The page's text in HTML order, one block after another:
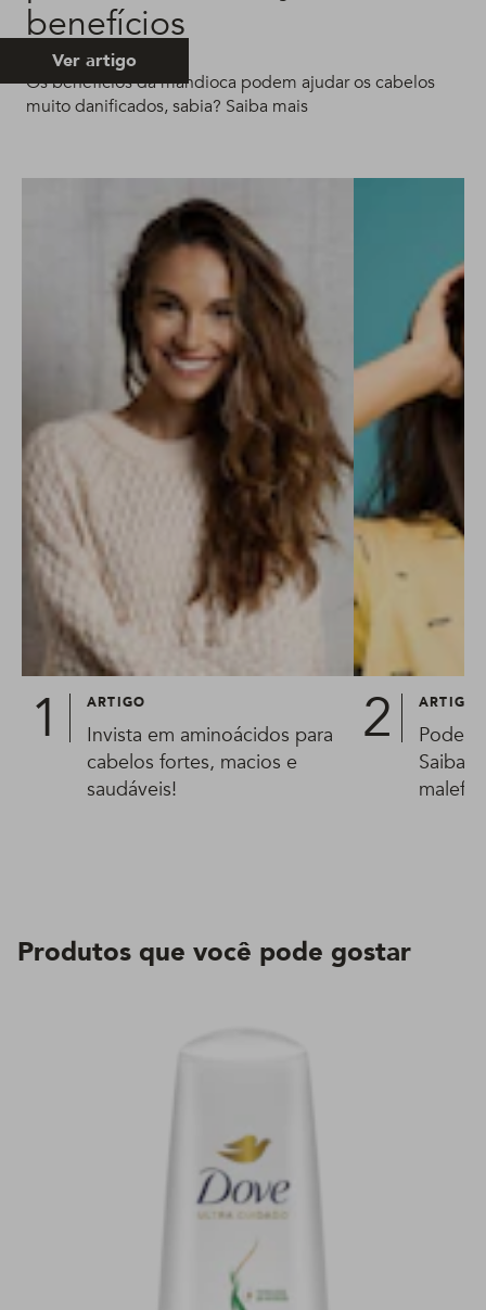
benefícios
Os benefícios da mandioca podem ajudar os cabelos
muito danificados, sabia? Saiba mais
Ver artigo
ARTIGO
Invista em aminoácidos para
cabelos fortes, macios e
saudáveis!
ARTIGO
Pode
Saiba
Produtos que você pode gostar